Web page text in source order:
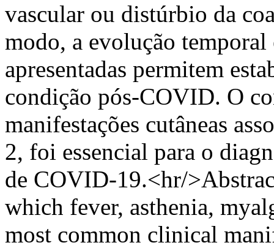
vascular ou distúrbio da
modo, a evolução temporal
apresentadas permitem
condição pós-COVID. O
manifestações cutâneas
2, foi essencial para o
de COVID-19.<hr/
which fever, asthenia,
most common clinical